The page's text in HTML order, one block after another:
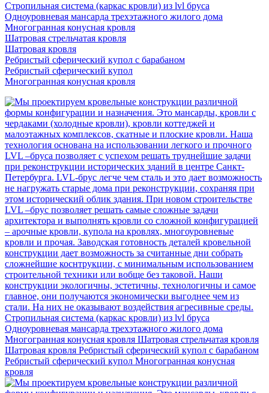
Стропильная система (каркас кровли) из lvl бруса
Одноуровневая мансарда трехэтажного жилого дома
Многогранная конусная кровля
Шатровая стрельчатая кровля
Шатровая кровля
Ребристый сферический купол с барабаном
Ребристый сферический купол
Многогранная конусная кровля